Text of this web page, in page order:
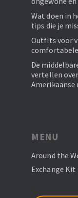
Wat doen in
tips die je
Outfits voor
De
vertellen
Amerikaanse
MENU
Around the
Exchange Kit